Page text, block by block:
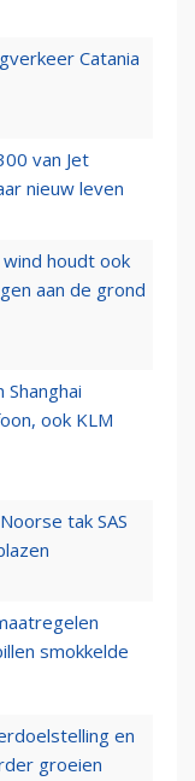
Catania
van Jet
nieuw leven
houdt ook
aan de grond
ook KLM
tak SAS
smokkelde
en
groeien